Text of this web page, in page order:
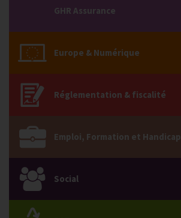
GHR Assurance
Europe & Numérique
Réglementation & fiscalité
Emploi, Formation et Handicap
Social